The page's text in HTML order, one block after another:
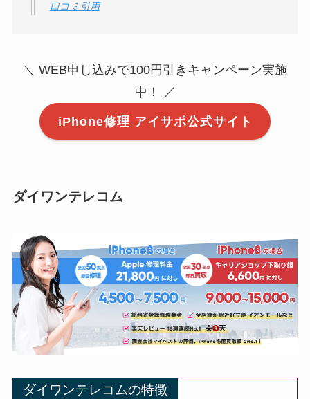
口コミ引用
＼ WEB申し込みで100円引きキャンペーン実施
中！ ／
iPhone修理 アイサポ公式サイト
ダイワンテレコム
ダイワンテレコムの特徴